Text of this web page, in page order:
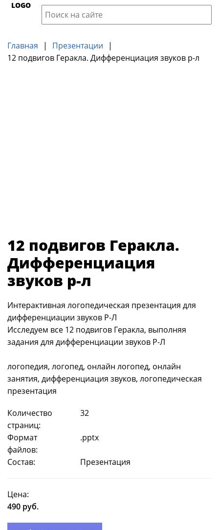
LOGO
Главная | Презентации
|
12 подвигов Геракла. Дифференциация звуков р-л
12 подвигов Геракла.
Дифференциация
звуков р-л
Интерактивная логопедическая презентация для
дифференциации звуков Р-Л
Исследуем все 12 подвигов Геракла, выполняя
задания для дифференциации звуков Р-Л
логопедия, логопед, онлайн логопед, онлайн
занятия, дифференциация звуков, логопедическая
презентация
Количество
страниц:
32
Формат
файлов:
.pptx
Состав: Презентация
Цена:
490 руб.